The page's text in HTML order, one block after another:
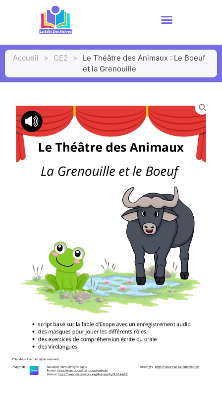
Accueil > CE2 >
Le Théâtre des Animaux : Le Boeuf
et la Grenouille